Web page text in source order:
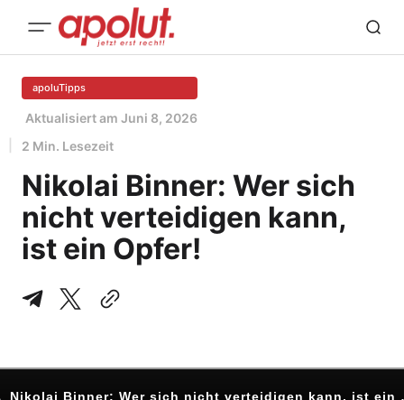
apoluTipps
Aktualisiert am Juni 8, 2026
2 Min. Lesezeit
Nikolai Binner: Wer sich
nicht verteidigen kann,
ist ein Opfer!